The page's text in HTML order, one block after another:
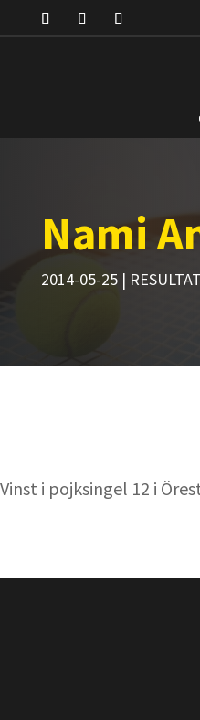
Nami
2014-05-25| RESULTAT
Vinst i pojksingel 12 i